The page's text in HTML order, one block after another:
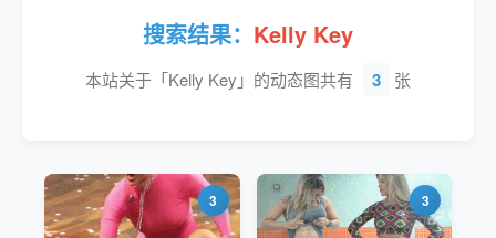
搜索结果： Kelly Key
本站关于「Kelly Key」的动态图共有 3 张
3 3